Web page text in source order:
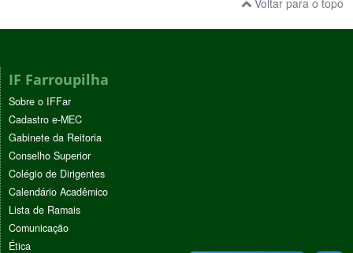
IF Farroupilha
Sobre o IFFar
Cadastro e-MEC
Gabinete da Reitoria
Conselho Superior
Colégio de Dirigentes
Calendário Acadêmico
Lista de Ramais
Comunicação
Ética